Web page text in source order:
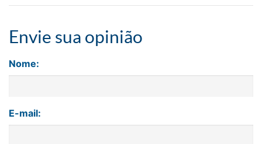
Envie sua opinião
Nome:
E-mail: